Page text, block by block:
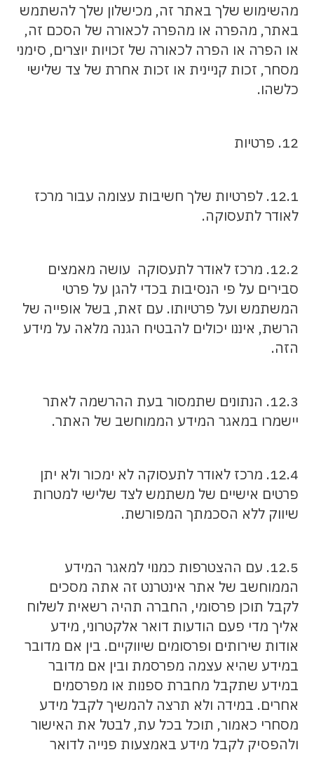
מהשימוש שלך באתר זה, מכישלון שלך להשתמש
באתר, מהפרה או מהפרה לכאורה של הסכם זה,
או הפרה או הפרה לכאורה של זכויות יוצרים, סימני
מסחר, זכות קניינית או זכות אחרת של צד שלישי
כלשהו.
12. פרטיות
12.1. לפרטיות שלך חשיבות עצומה עבור מרכז
לאודר לתעסוקה.
12.2. מרכז לאודר לתעסוקה עושה מאמצים
סבירים על פי הנסיבות בכדי להגן על פרטי
המשתמש ועל פרטיותו. עם זאת, בשל אופייה של
הרשת, איננו יכולים להבטיח הגנה מלאה על מידע
הזה.
12.3. הנתונים שתמסור בעת ההרשמה לאתר
יישמרו במאגר המידע הממוחשב של האתר.
12.4. מרכז לאודר לתעסוקה לא ימכור ולא יתן
פרטים אישיים של משתמש לצד שלישי למטרות
שיווק ללא הסכמתך המפורשת.
12.5. עם ההצטרפות כמנוי למאגר המידע
הממוחשב של אתר אינטרנט זה אתה מסכים
לקבל תוכן פרסומי, החברה תהיה רשאית לשלוח
אליך מדי פעם הודעות דואר אלקטרוני, מידע
אודות שירותים ופרסומים שיווקיים. בין אם מדובר
במידע שהיא עצמה מפרסמת ובין אם מדובר
במידע שתקבל מחברת ספנות או מפרסמים
אחרים. במידה ולא תרצה להמשיך לקבל מידע
מסחרי כאמור, תוכל בכל עת, לבטל את האישור
ולהפסיק לקבל מידע באמצעות פנייה לדואר